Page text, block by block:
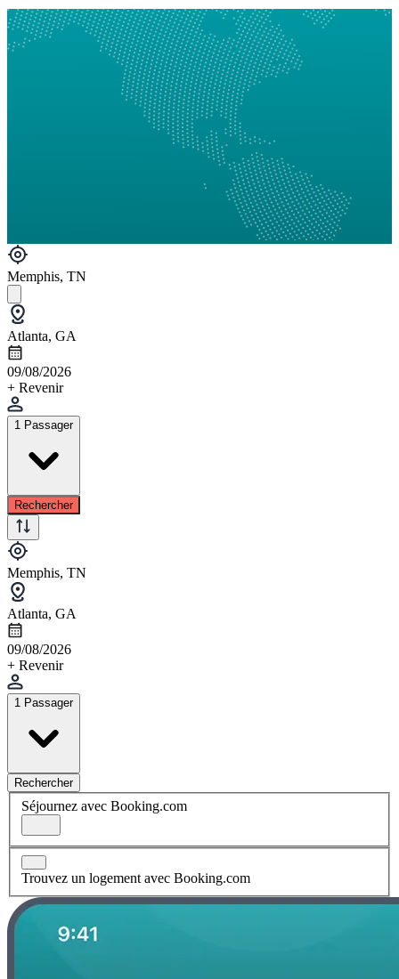
Memphis, TN
Atlanta, GA
09/08/2026
+ Revenir
1 Passager
Rechercher
Memphis, TN
Atlanta, GA
09/08/2026
+ Revenir
1 Passager
Rechercher
Séjournez avec Booking.com
Trouvez un logement avec Booking.com